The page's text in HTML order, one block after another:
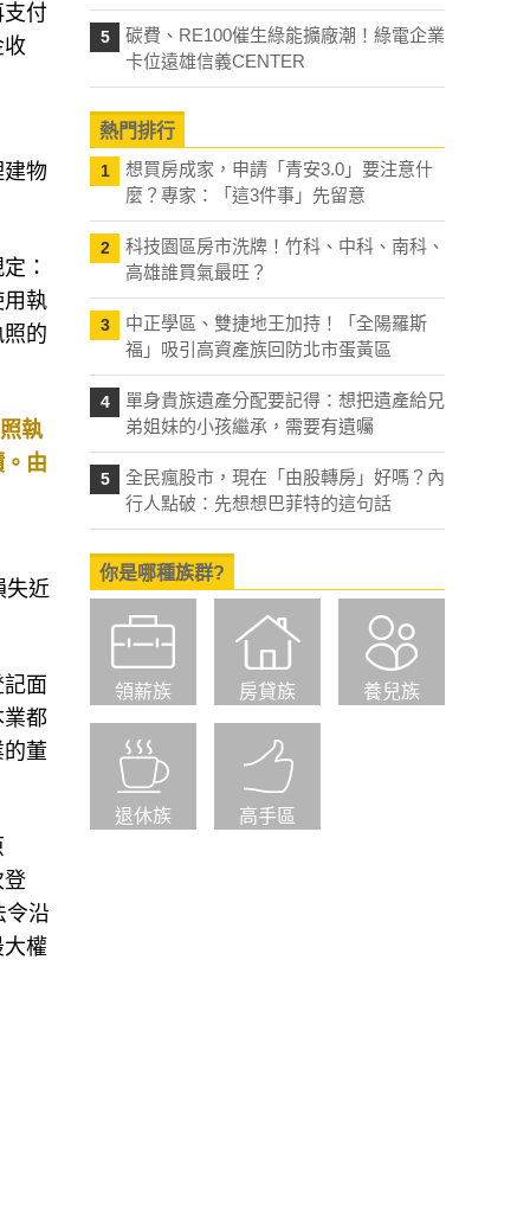
支付
收
物
：
用執
的
執
由
失近
面
都
董
登
令沿
權
5
碳費、RE100催生綠能擴廠潮！綠電企業
卡位遠雄信義CENTER
熱門排行
1
想買房成家，申請「青安3.0」要注意什
麼？專家：「這3件事」先留意
2
科技園區房市洗牌！竹科、中科、南科、
高雄誰買氣最旺？
3
中正學區、雙捷地王加持！「全陽羅斯
福」吸引高資產族回防北市蛋黃區
4
單身貴族遺產分配要記得：想把遺產給兄
弟姐妹的小孩繼承，需要有遺囑
5
全民瘋股市，現在「由股轉房」好嗎？內
行人點破：先想想巴菲特的這句話
你是哪種族群?
領薪族 房貸族 養兒族
退休族 高手區